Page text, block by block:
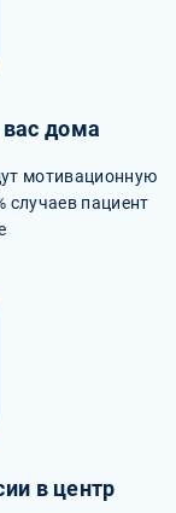
дома
мотивационную
случаев пациент
в центр